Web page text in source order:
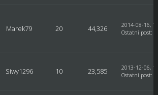
Marek79 20 44,326
2014-08-16,
Ostatni post:
Siwy1296 10 23,585
2013-12-06,
Ostatni post: